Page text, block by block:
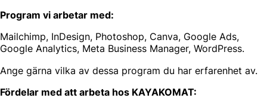
Program vi arbetar med:
Mailchimp, InDesign, Photoshop, Canva, Google Ads,
Google Analytics, Meta Business Manager, WordPress.
Ange gärna vilka av dessa program du har erfarenhet av.
Fördelar med att arbeta hos KAYAKOMAT: